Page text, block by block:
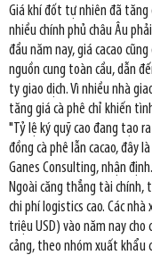
Giá khí đốt tự nhiên đã tăng
nhiều chính phủ châu Âu
đầu năm nay, giá cacao
nguồn cung toàn cầu, dẫn
ty giao dịch. Vì nhiều nhà
tăng giá cà phê chỉ khiến
"Tỷ lệ ký quỹ cao đang tạo
đồng cà phê lẫn cacao, đây
Ganes Consulting, nhận định.
Ngoài căng thẳng tài chính,
chi phí logistics cao. Các
triệu USD) vào năm nay cho
cảng, theo nhóm xuất khẩu